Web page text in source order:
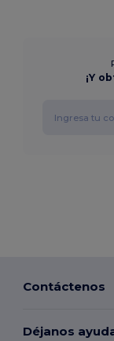
¡Y
Contáctenos
Déjanos